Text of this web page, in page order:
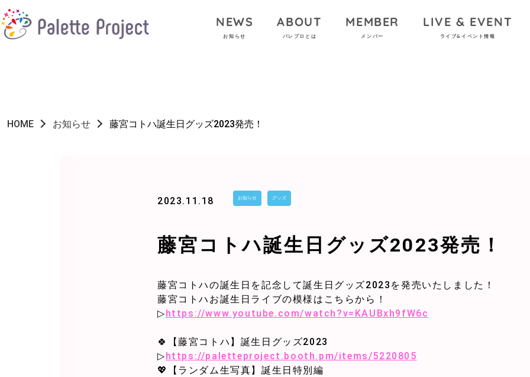
NEWS
お知らせ
ABOUT
パレプロとは
MEMBER
メンバー
LIVE & EVENT
ライブ&イベント情報
HOME お知らせ 藤宮コトハ誕生日グッズ2023発売！
2023.11.18 お知らせ グッズ
藤宮コトハ誕生日グッズ2023発売！
藤宮コトハの誕生日を記念して誕生日グッズ2023を発売いたしました！
藤宮コトハお誕生日ライブの模様はこちらから！
▷https://www.youtube.com/watch?v=KAUBxh9fW6c
🍀【藤宮コトハ】誕生日グッズ2023
▷https://paletteproject.booth.pm/items/5220805
💖【ランダム生写真】誕生日特別編